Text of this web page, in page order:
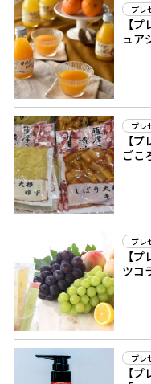
プレ
【
ュア
プレ
【
ごこ
プレ
【
ツコ
プレ
【